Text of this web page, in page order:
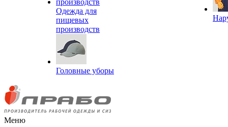
Одежда для
пищевых
производств
Головные уборы
Меню